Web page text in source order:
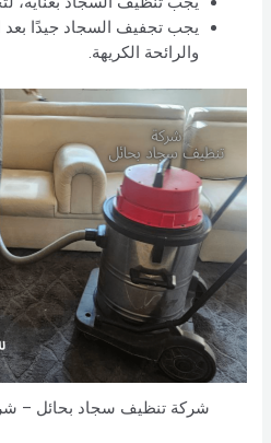
يجب تجفيف السجاد جيدًا بعد
والرائحة الكريهة.
شركة تنظيف سجاد بحائل –